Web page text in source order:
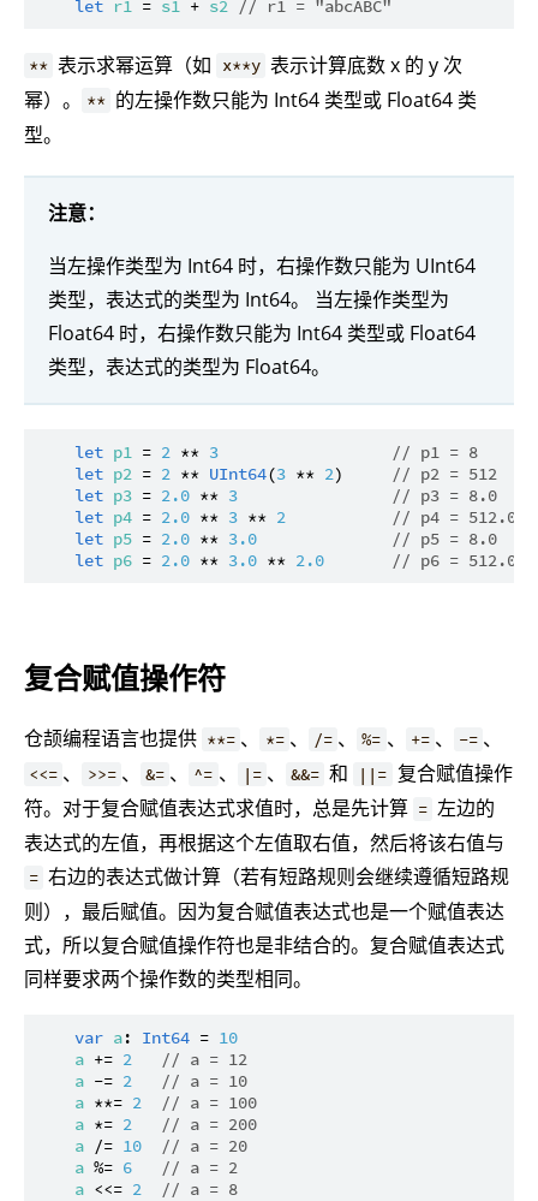
let r1 = s1 + s2 // r1 = "abcABC"
** 表示求幂运算（如 x**y 表示计算底数 x 的 y 次
幂）。
** 的左操作数只能为 Int64 类型或 Float64 类
型。
注意：
当左操作类型为 Int64 时，右操作数只能为 UInt64
类型，表达式的类型为 Int64。 当左操作类型为
Float64 时，右操作数只能为 Int64 类型或 Float64
类型，表达式的类型为 Float64。
let p1 = 2 ** 3
// p1 = 8
let p2 = 2 ** UInt64(3 ** 2)
// p2 = 512
let p3 = 2.0 ** 3
// p3 = 8.0
let p4 = 2.0 ** 3 ** 2
// p4 = 512.0
let p5 = 2.0 ** 3.0
// p5 = 8.0
let p6 = 2.0 ** 3.0 ** 2.0 // p6 = 512.0
复合赋值操作符
仓颉编程语言也提供 **= 、 *= 、 /= 、 %= 、 += 、 -= 、
<<= 、 >>= 、 &= 、 ^= 、 |= 、 &&= 和 ||= 复合赋值操作
符。对于复合赋值表达式求值时，总是先计算 = 左边的
表达式的左值，再根据这个左值取右值，然后将该右值与
= 右边的表达式做计算（若有短路规则会继续遵循短路规
则），最后赋值。因为复合赋值表达式也是一个赋值表达
式，所以复合赋值操作符也是非结合的。复合赋值表达式
同样要求两个操作数的类型相同。
var a: Int64 = 10
a += 2
// a = 12
a -= 2
// a = 10
a **= 2
// a = 100
a *= 2
// a = 200
a /= 10
// a = 20
a %= 6
// a = 2
a <<= 2 // a = 8